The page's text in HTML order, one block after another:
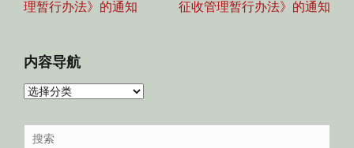
理暂行办法》的通知
征收管理暂行办法》的通知
内容导航
内
导Search